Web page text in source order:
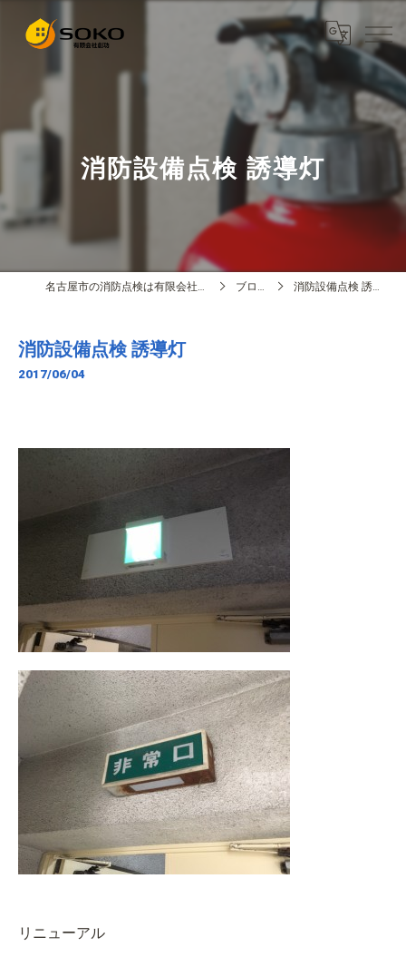
消防設備点検 誘導灯
名古屋市の消防点検は有限会社創功 ブログ 消防設備点検 誘導灯
消防設備点検 誘導灯
2017/06/04
リニューアル